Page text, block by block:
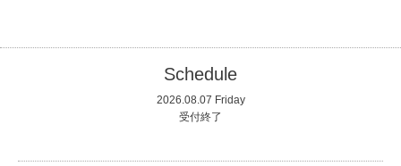
Schedule
2026.08.07 Friday
受付終了